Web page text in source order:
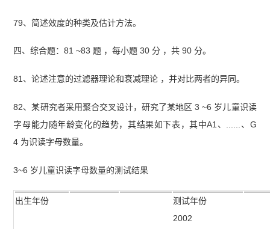
79、简述效度的种类及估计方法。
四、综合题：81 ~83 题 ，每小题 30 分 ，共 90 分。
81、论述注意的过滤器理论和衰减理论 ，并对比两者的异同。
82、某研究者采用聚合交叉设计，研究了某地区 3 ~6 岁儿童识读
字母能力随年龄变化的趋势，其结果如下表，其中A1、......、G
4 为识读字母数量。
3~6 岁儿童识读字母数量的测试结果
出生年份
测试年份
2002